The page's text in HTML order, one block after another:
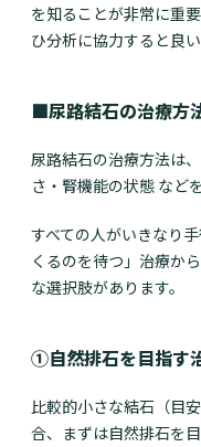
を知ることが非常に重
ひ分析に協力すると良い
■尿路結石の治療方
尿路結石の治療方法は
さ・腎機能の状態 など
すべての人がいきなり
くるのを待つ」治療か
な選択肢があります。
①自然排石を目指す
比較的小さな結石（目
合、まずは自然排石を